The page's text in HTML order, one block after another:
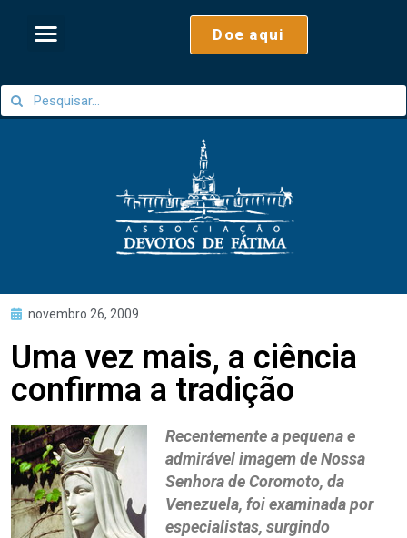
Doe aqui
novembro 26, 2009
Uma vez mais, a ciência
confirma a tradição
Recentemente a pequena e
admirável imagem de Nossa
Senhora de Coromoto, da
Venezuela, foi examinada por
especialistas, surgindo